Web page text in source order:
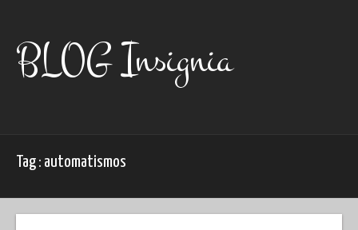
contentBLOG Insignia
Tag : automatismos